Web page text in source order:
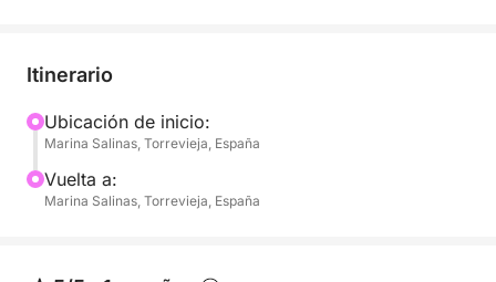
momentos de adrenalina y tiempo de sobra para
Aprovecha al máximo un día completo en el agua:
- Paradas para nadar en bahías tranquilas y de
aguas cristalinas
Itinerario
Ubicación de inicio:
Marina Salinas, Torrevieja, España
Vuelta a:
Marina Salinas, Torrevieja, España